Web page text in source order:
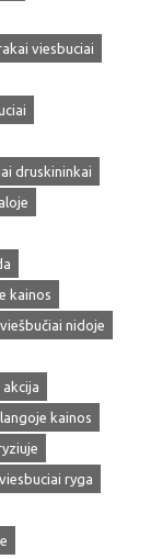
viesbuciai
druskininkai
kainos
viešbučiai nidoje
kainos
viesbuciai ryga